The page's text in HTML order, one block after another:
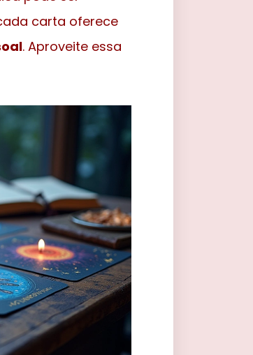
carta oferece
. Aproveite essa